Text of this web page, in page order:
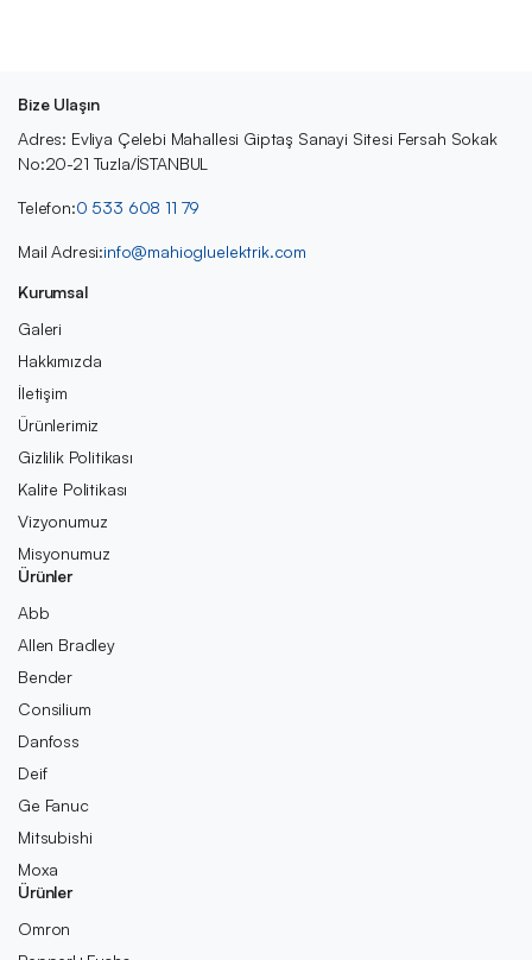
Bize Ulaşın
Adres: Evliya Çelebi Mahallesi Giptaş Sanayi Sitesi Fersah Sokak
No:20-21 Tuzla/İSTANBUL
Telefon:0 533 608 11 79
Mail Adresi:info@mahiogluelektrik.com
Kurumsal
Galeri
Hakkımızda
İletişim
Ürünlerimiz
Gizlilik Politikası
Kalite Politikası
Vizyonumuz
Misyonumuz
Ürünler
Abb
Allen Bradley
Bender
Consilium
Danfoss
Deif
Ge Fanuc
Mitsubishi
Moxa
Ürünler
Omron